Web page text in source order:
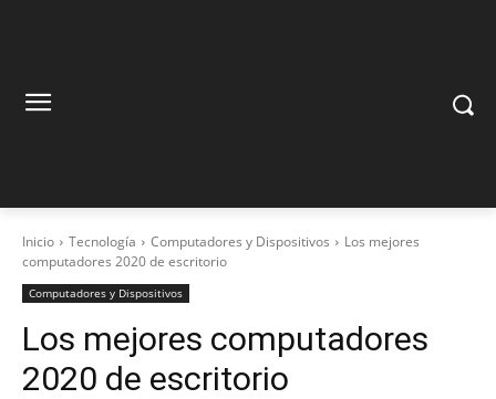
Inicio Tecnología Computadores y Dispositivos
Los mejores
computadores 2020 de escritorio
Computadores y Dispositivos
Los mejores computadores
2020 de escritorio